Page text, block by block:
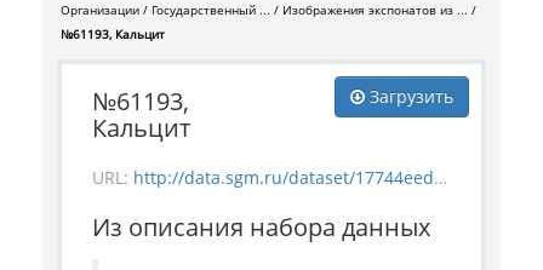
Организации Государственный ...
Изображения экспонатов из ...
№61193, Кальцит
Загрузить
№61193,
Кальцит
URL: http://data.sgm.ru/dataset/17744eed-27fa-4a9a-bc72-4e657fa570af/resource/f24b94ea-cfa2-4fdd-be1c-b5800b0a29ee/download/mineral_61193.jpg
Из описания набора данных